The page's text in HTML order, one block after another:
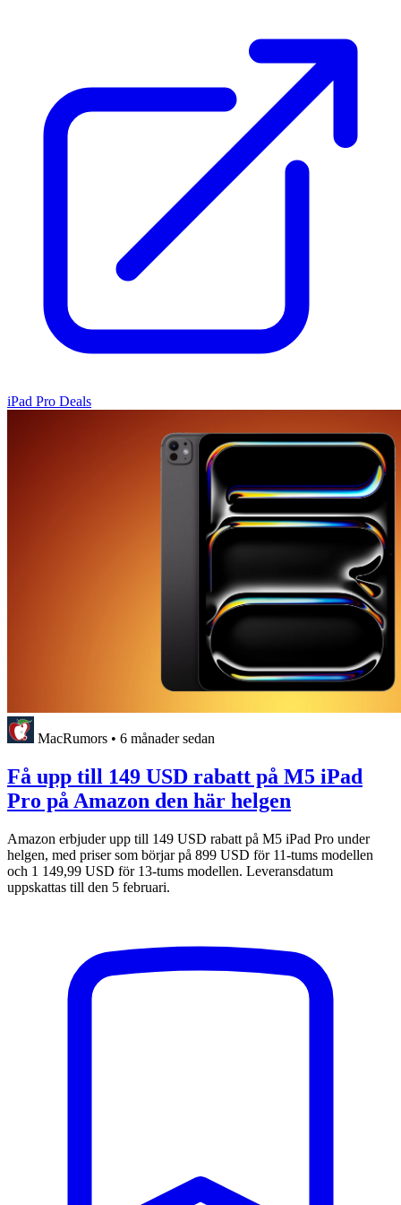
iPad Pro Deals
MacRumors • 6 månader sedan
Få upp till 149 USD rabatt på M5 iPad
Pro på Amazon den här helgen
Amazon erbjuder upp till 149 USD rabatt på M5 iPad Pro under
helgen, med priser som börjar på 899 USD för 11-tums modellen
och 1 149,99 USD för 13-tums modellen. Leveransdatum
uppskattas till den 5 februari.